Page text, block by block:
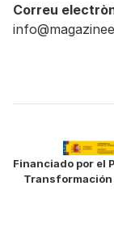
Correu
Financiado por el
Transformación